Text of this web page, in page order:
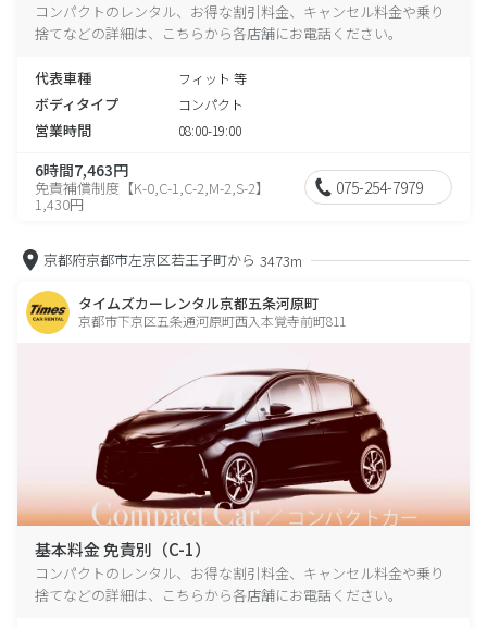
コンパクトのレンタル、お得な割引料金、キャンセル料金や乗り
捨てなどの詳細は、こちらから各店舗にお電話ください。
代表車種 フィット 等
ボディタイプ コンパクト
営業時間 08:00-19:00
6時間7,463円
免責補償制度【K-0,C-1,C-2,M-2,S-2】
1,430円
075-254-7979
京都府京都市左京区若王子町から 3473m
タイムズカーレンタル京都五条河原町
京都市下京区五条通河原町西入本覚寺前町811
基本料金 免責別（C-1）
コンパクトのレンタル、お得な割引料金、キャンセル料金や乗り
捨てなどの詳細は、こちらから各店舗にお電話ください。